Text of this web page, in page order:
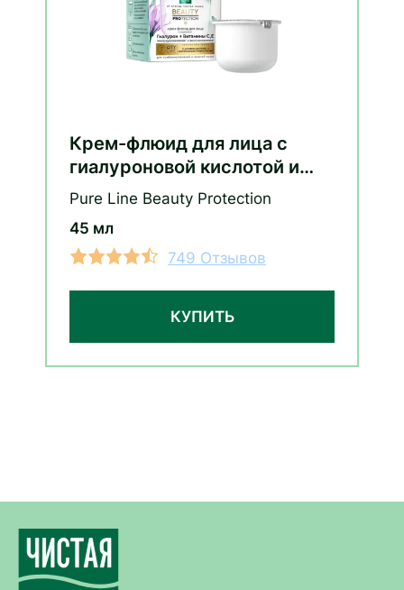
Крем-флюид для лица с
гиалуроновой кислотой и
витаминами С и Е (сменный
Pure Line Beauty Protection
45 мл
749 Отзывов
КУПИТЬ